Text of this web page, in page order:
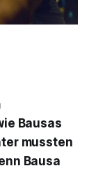
Bausas
mussten
Bausa